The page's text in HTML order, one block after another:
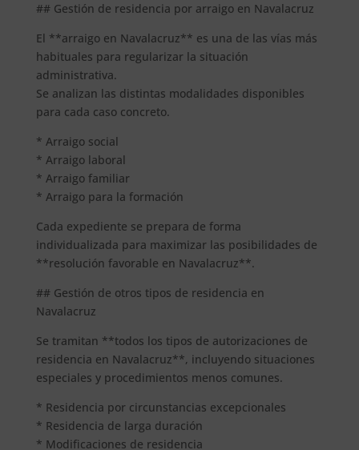
## Gestión de residencia por arraigo en Navalacruz
El **arraigo en Navalacruz** es una de las vías más
habituales para regularizar la situación
administrativa.
Se analizan las distintas modalidades disponibles
para cada caso concreto.
* Arraigo social
* Arraigo laboral
* Arraigo familiar
* Arraigo para la formación
Cada expediente se prepara de forma
individualizada para maximizar las posibilidades de
**resolución favorable en Navalacruz**.
## Gestión de otros tipos de residencia en
Navalacruz
Se tramitan **todos los tipos de autorizaciones de
residencia en Navalacruz**, incluyendo situaciones
especiales y procedimientos menos comunes.
* Residencia por circunstancias excepcionales
* Residencia de larga duración
* Modificaciones de residencia